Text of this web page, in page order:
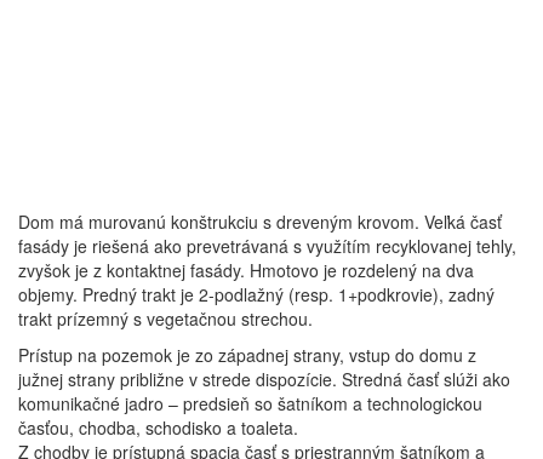
Dom má murovanú konštrukciu s dreveným krovom. Veľká časť
fasády je riešená ako prevetrávaná s využítím recyklovanej tehly,
zvyšok je z kontaktnej fasády. Hmotovo je rozdelený na dva
objemy. Predný trakt je 2-podlažný (resp. 1+podkrovie), zadný
trakt prízemný s vegetačnou strechou.
Prístup na pozemok je zo západnej strany, vstup do domu z
južnej strany približne v strede dispozície. Stredná časť slúži ako
komunikačné jadro – predsieň so šatníkom a technologickou
časťou, chodba, schodisko a toaleta.
Z chodby je prístupná spacia časť s priestranným šatníkom a